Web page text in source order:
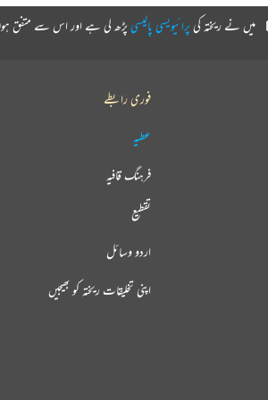
میں نے ریختہ کیپرائیویسی پالیسیپڑھ لی ہے اور اس سے متفق
فوری رابطے
عطیہ
فرہنگ قافیہ
تقطیع
اردو وسائل
اپنی تخلیقات ریختہ کو بھیجیں